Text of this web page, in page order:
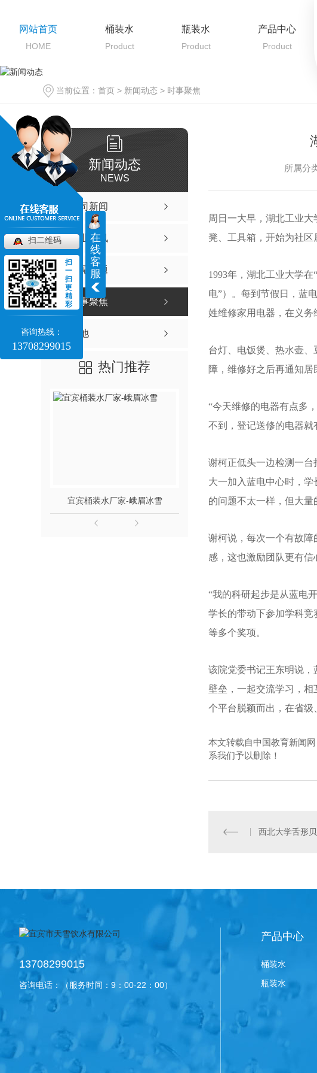
网站首页
HOME
桶装水
Product
瓶装水
Product
产品中心
Product
当前位置： 首页 > 新闻动态 > 时事聚焦
新闻动态
NEWS
公司新闻
行业资讯
常见问题
时事聚焦
其他
热门推荐
宜宾桶装水厂家-峨眉冰雪 宜宾桶装水-竹海山泉冰泉水
所属分
周日一大早，湖北工业
凳、工具箱，开始为社区
1993年，湖北工业大学
电”）。每到节假日，蓝
姓维修家用电器，在义务
台灯、电饭煲、热水壶
障，维修好之后再通知居
“今天维修的电器有点多
不到，登记送修的电器就
谢柯正低头一边检测一台
大一加入蓝电中心时，
的问题不太一样，但大量
谢柯说，每次一个有故
感，这也激励团队更有信
“我的科研起步是从蓝电
学长的带动下参加学科竞
等多个奖项。
该院党委书记王东明说
壁垒，一起交流学习，
个平台脱颖而出，在省级
本文转载自中国教育新闻
系我们予以删除！
13708299015
咨询电话：（服务时间：9：00-22：00）
产品中心
桶装水
瓶装水
在
线
客
服
扫二维码
扫
一
扫
更
精
彩
咨询热线：
13708299015